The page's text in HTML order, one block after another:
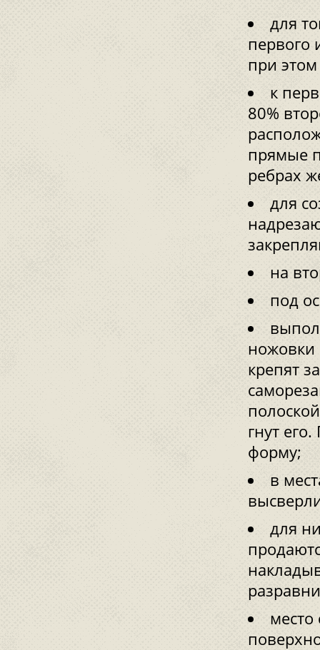
для
первого
при этом
к
80%
прямые
ребрах
для
на
под
крепят
гнут
форму;
в
для